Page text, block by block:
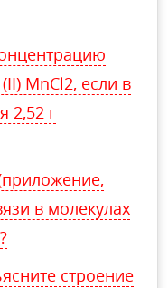
MnCl2, если в
2,52 г
в молекулах
строение